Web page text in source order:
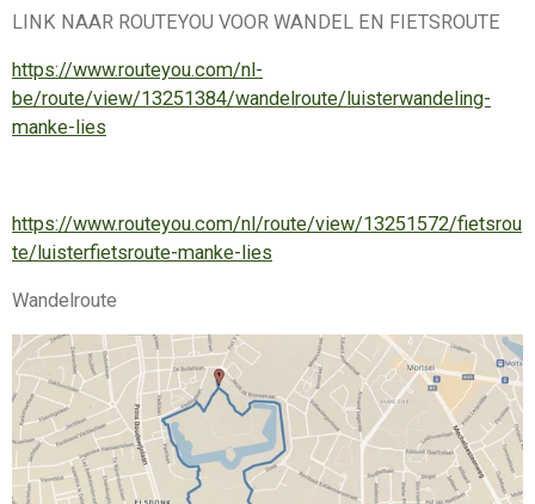
LINK NAAR ROUTEYOU VOOR WANDEL EN FIETSROUTE
https://www.routeyou.com/nl-
be/route/view/13251384/wandelroute/luisterwandeling-
manke-lies
https://www.routeyou.com/nl/route/view/13251572/fietsrou
te/luisterfietsroute-manke-lies
Wandelroute